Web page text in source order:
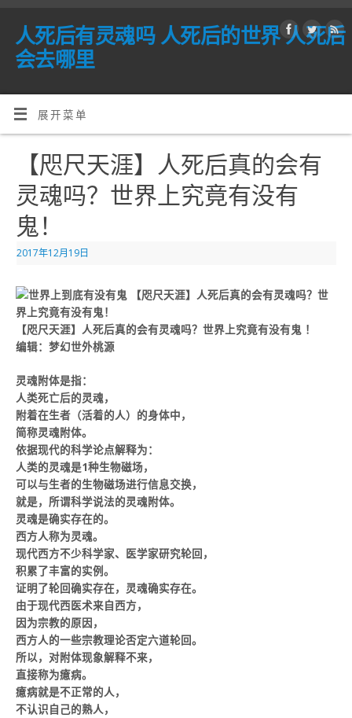
人死后有灵魂吗 人死后的世界 人死后
会去哪里
展开菜单
【咫尺天涯】人死后真的会有
灵魂吗？世界上究竟有没有
鬼！
2017年12月19日
【咫尺天涯】人死后真的会有灵魂吗？世界上究竟有没有鬼 ！
编辑：梦幻世外桃源
灵魂附体是指：
人类死亡后的灵魂，
附着在生者（活着的人）的身体中，
简称灵魂附体。
依据现代的科学论点解释为：
人类的灵魂是1种生物磁场，
可以与生者的生物磁场进行信息交换，
就是，所谓科学说法的灵魂附体。
灵魂是确实存在的。
西方人称为灵魂。
现代西方不少科学家、医学家研究轮回，
积累了丰富的实例。
证明了轮回确实存在，灵魂确实存在。
由于现代西医术来自西方，
因为宗教的原因，
西方人的一些宗教理论否定六道轮回。
所以，对附体现象解释不来，
直接称为癔病。
癔病就是不正常的人，
不认识自己的熟人，